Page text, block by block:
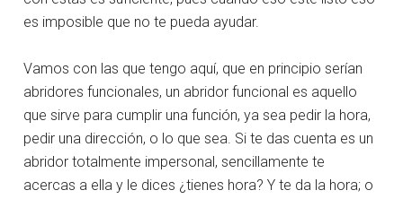
es imposible que no te pueda ayudar.
Vamos con las que tengo aquí, que en principio serían
abridores funcionales, un abridor funcional es aquello
que sirve para cumplir una función, ya sea pedir la hora,
pedir una dirección, o lo que sea. Si te das cuenta es un
abridor totalmente impersonal, sencillamente te
acercas a ella y le dices ¿tienes hora? Y te da la hora; o